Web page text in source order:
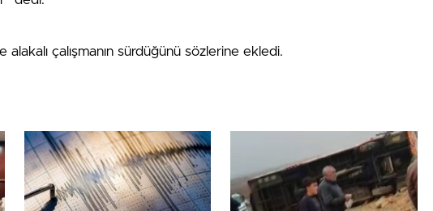
alakalı çalışmanın sürdüğünü sözlerine ekledi.